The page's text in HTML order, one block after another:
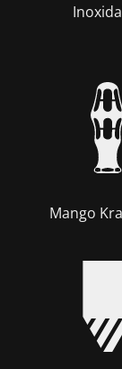
Mango